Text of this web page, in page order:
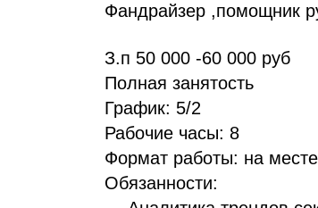
Фандрайзер ,помощник
З.п 50 000 -60 000 руб
Полная занятость
График: 5/2
Рабочие часы: 8
Формат работы: на
Обязанности: